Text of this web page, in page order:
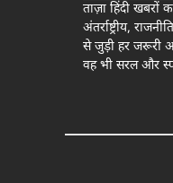
ताज़ा हिंदी खबरों
अंतर्राष्ट्रीय,
से जुड़ी हर जरूरी
वह भी सरल और